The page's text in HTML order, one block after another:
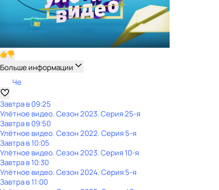
Больше информации
Че
Завтра в 09:25
Улётное видео. Сезон 2023. Серия 25-я
Завтра в 09:50
Улётное видео. Сезон 2022. Серия 5-я
Завтра в 10:05
Улётное видео. Сезон 2023. Серия 10-я
Завтра в 10:30
Улётное видео. Сезон 2024. Серия 5-я
Завтра в 11:00